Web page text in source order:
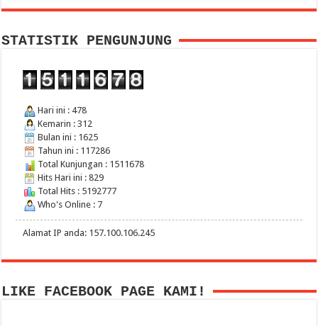
STATISTIK PENGUNJUNG
Hari ini : 478
Kemarin : 312
Bulan ini : 1625
Tahun ini : 117286
Total Kunjungan : 1511678
Hits Hari ini : 829
Total Hits : 5192777
Who's Online : 7
Alamat IP anda: 157.100.106.245
LIKE FACEBOOK PAGE KAMI!